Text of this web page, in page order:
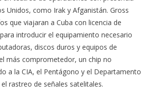
Unidos, como Irak y Afganistán. Gross
que viajaran a Cuba con licencia de
introducir el equipamiento necesario
discos duros y equipos de
más comprometedor, un chip no
a la CIA, el Pentágono y el Departamento
rastreo de señales satelitales.